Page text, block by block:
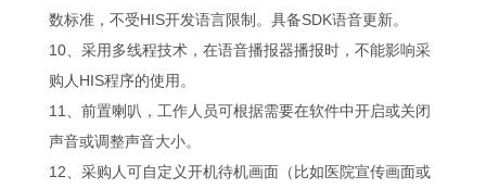
数标准，不受HIS开发语言限制。具备SDK语音更新。
10、采用多线程技术，在语音播报器播报时，不能影响采
购人HIS程序的使用。
11、前置喇叭，工作人员可根据需要在软件中开启或关闭
声音或调整声音大小。
12、采购人可自定义开机待机画面（比如医院宣传画面或